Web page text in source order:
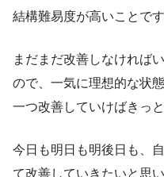
結構難易度が高いことです
まだまだ改善しなければ
ので、一気に理想的な状
一つ改善していけばきっ
今日も明日も明後日も、
て改善していきたいと思い